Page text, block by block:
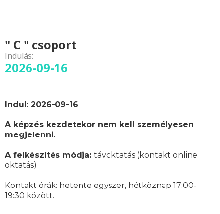
" C " csoport
Indulás:
2026-09-16
Indul: 2026-09-16
A képzés kezdetekor nem kell személyesen
megjelenni.
A felkészítés módja: távoktatás (kontakt online
oktatás)
Kontakt órák: hetente egyszer, hétköznap 17:00-
19:30 között.